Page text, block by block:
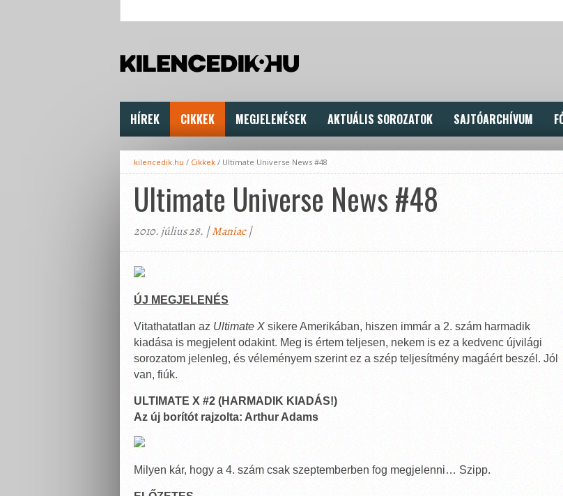
HÍREK CIKKEK MEGJELENÉSEK AKTUÁLIS SOROZATOK SAJTÓARCHÍVUM
kilencedik.hu / Cikkek / Ultimate Universe News #48
Ultimate Universe News #48
2010. július 28. |Maniac|
ÚJ MEGJELENÉS
Vitathatatlan az Ultimate Xsikere Amerikában, hiszen immár a 2. szám harmadik
kiadása is megjelent odakint. Meg is értem teljesen, nekem is ez a kedvenc újvilági
sorozatom jelenleg, és véleményem szerint ez a szép teljesítmény magáért beszél. Jól
van, fiúk.
ULTIMATE X #2 (HARMADIK KIADÁS!)
Az új borítót rajzolta: Arthur Adams
Milyen kár, hogy a 4. szám csak szeptemberben fog megjelenni… Szipp.